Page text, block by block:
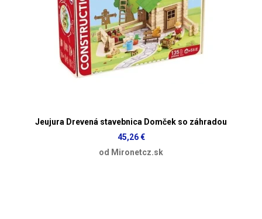
Jeujura Drevená stavebnica Domček so záhradou
45,26 €
od Mironetcz.sk